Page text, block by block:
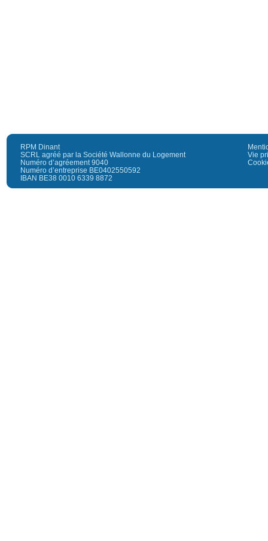
RPM Dinant
SCRL agréé par la Société Wallonne du Logement
Numéro d’agréement 9040
Numéro d’entreprise BE0402550592
IBAN BE38 0010 6339 8872
Vie